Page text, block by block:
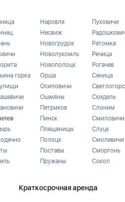
горка
Наровля
Несвиж
Новогрудок
Новолукомль
Новополоцк
Орша
Осиповичи
Ошмяны
Петриков
Пинск
Плещеницы
Полоцк
Поставы
Пружаны
Пуховичи
Ратомка
Речица
Рогачев
Сеница
Скидель
Слоним
Смиловичи
Слуцк
Смолевичи
Сморгонь
Сокол
Краткосрочная аренда